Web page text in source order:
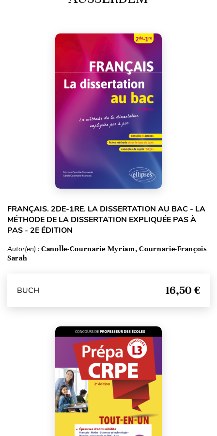
FRANÇAIS. 2DE-1RE. LA DISSERTATION AU BAC - LA
MÉTHODE DE LA DISSERTATION EXPLIQUÉE PAS À
PAS - 2E ÉDITION
Autor(en) : Canolle-Cournarie Myriam, Cournarie-François
Sarah
BUCH 16,50 €